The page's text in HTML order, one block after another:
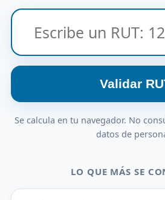
Validar
Se calcula en tu navegador. No
datos de
LO QUE MÁS SE